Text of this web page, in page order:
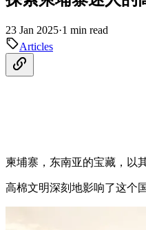
23 Jan 2025·1 min read
Articles
柬埔寨，东南亚的宝藏，以
高棉文明深刻地影响了这个